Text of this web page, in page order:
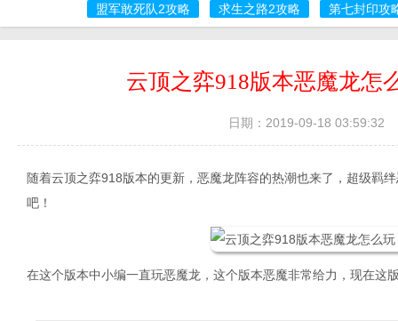
盟军敢死队2攻略 求生之路2攻略 第七封印攻
云顶之弈918版本恶魔龙怎
日期：2019-09-18 03:59:32
随着云顶之弈918版本的更新，恶魔龙阵容的热潮也来了，超级羁
吧！
在这个版本中小编一直玩恶魔龙，这个版本恶魔非常给力，现在这